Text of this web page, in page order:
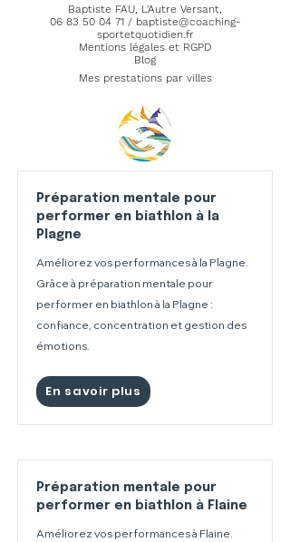
Baptiste FAU, L'Autre Versant,
06 83 50 04 71/ baptiste@coaching-
sportetquotidien.fr
Mentions légales et RGPD
Blog
Mes prestations par villes
Préparation mentale pour
performer en biathlon à la
Plagne
Améliorez vos performances à la Plagne.
Grâce à préparation mentale pour
performer en biathlon à la Plagne :
confiance, concentration et gestion des
émotions.
En savoir plus
Préparation mentale pour
performer en biathlon à Flaine
Améliorez vos performances à Flaine.